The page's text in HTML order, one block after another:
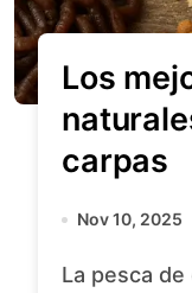
Los
carpas
Nov 10, 2025
La pesca de carpa despierta pasiones